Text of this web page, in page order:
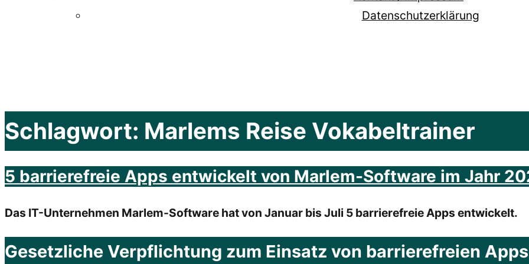
Datenschutzerklärung
Schlagwort: Marlems Reise Vokabeltrainer
5 barrierefreie Apps entwickelt von Marlem-Software im Jahr
Das IT-Unternehmen Marlem-Software hat von Januar bis Juli 5 barrierefreie Apps entwickelt.
Gesetzliche Verpflichtung zum Einsatz von barrierefreien Apps